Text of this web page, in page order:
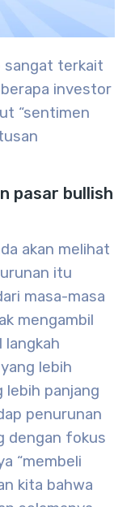
sangat terkait
investor
“sentimen
pasar bullish
akan melihat
itu
masa-masa
mengambil
langkah
lebih
lebih panjang
penurunan
dengan fokus
“membeli
kita bahwa